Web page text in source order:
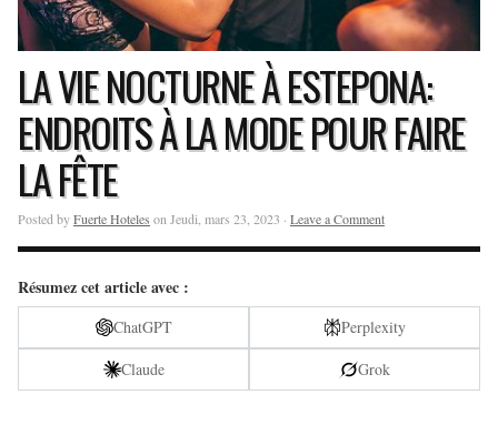
LA VIE NOCTURNE À ESTEPONA:
ENDROITS À LA MODE POUR FAIRE
LA FÊTE
Posted byFuerte Hoteles on Jeudi, mars 23, 2023 · Leave a Comment
Résumez cet article avec :
ChatGPT
Perplexity
Claude
Grok